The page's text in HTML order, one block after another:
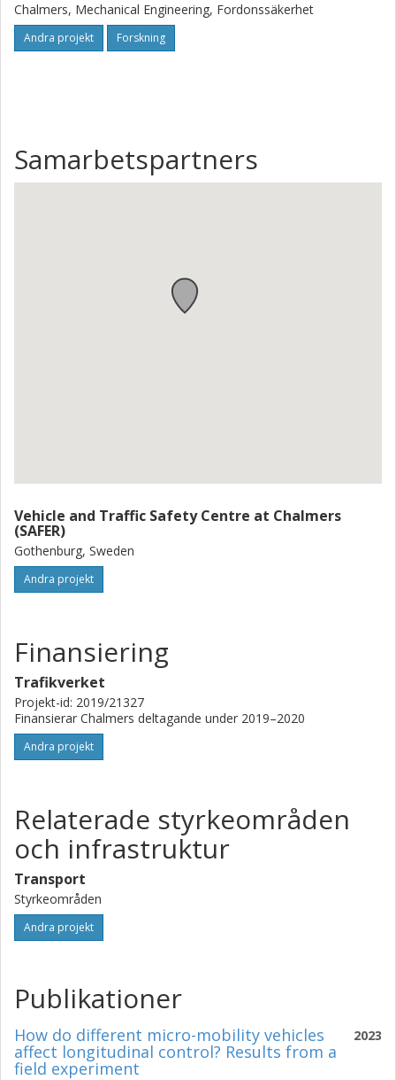
Chalmers, Mechanical Engineering, Fordonssäkerhet
Andra projekt Forskning
Samarbetspartners
Vehicle and Traffic Safety Centre at Chalmers
(SAFER)
Gothenburg, Sweden
Andra projekt
Finansiering
Trafikverket
Projekt-id: 2019/21327
Finansierar Chalmers deltagande under 2019–2020
Andra projekt
Relaterade styrkeområden
och infrastruktur
Transport
Styrkeområden
Andra projekt
Publikationer
2023
How do different micro-mobility vehicles
affect longitudinal control? Results from a
field experiment